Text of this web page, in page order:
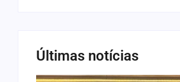
Últimas notícias